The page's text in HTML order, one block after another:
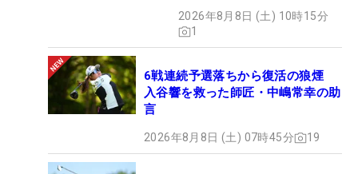
2026年8月8日 (土) 10時15分
1
6戦連続予選落ちから復活の狼煙
入谷響を救った師匠・中嶋常幸の助
言
2026年8月8日 (土) 07時45分 19